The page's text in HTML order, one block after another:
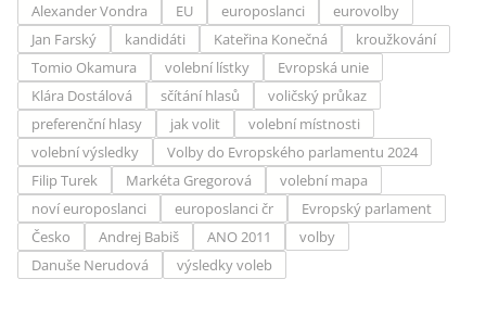
Alexander Vondra EU europoslanci
eurovolby
Jan Farský
kandidáti Kateřina Konečná
kroužkování
Tomio Okamura
volební lístky
Evropská unie
Klára Dostálová
sčítání hlasů
voličský průkaz
preferenční hlasy
jak volit
volební místnosti
volební výsledky
Volby do Evropského parlamentu 2024
Filip Turek
Markéta Gregorová
volební mapa
noví europoslanci
europoslanci čr
Evropský parlament
Česko
Andrej Babiš ANO 2011
volby
Danuše Nerudová
výsledky voleb